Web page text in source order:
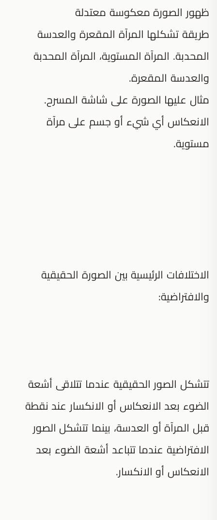
ظهور الصورة معكوسة معتدلة
طريقة تشكلها المرآة المقعرة والعدسة
المحدبة. المرآة المستوية، المرآة المحدبة
والعدسة المقعرة.
مثال عليها الصورة على شاشة المسرح.
الانعكاس أي شيء أو جسم على مرآة
مستوية.
الاختلافات الرئيسية بين الصورة الحقيقية
والافتراضية:
تتشكل الصور الحقيقية عندما تتلاقى أشعة
الضوء بعد الانعكاس أو الانكسار عند نقطة
قبل المرآة أو العدسة، بينما تتشكل الصور
الافتراضية عندما تتباعد أشعة الضوء بعد
الانعكاس أو الانكسار.